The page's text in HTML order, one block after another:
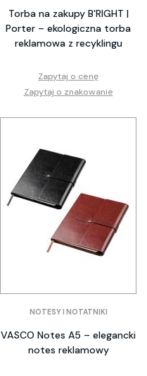
Torba na zakupy B'RIGHT |
Porter – ekologiczna torba
reklamowa z recyklingu
Zapytaj o cenę
Zapytaj o znakowanie
NOTESY I NOTATNIKI
VASCO Notes A5 – elegancki
notes reklamowy